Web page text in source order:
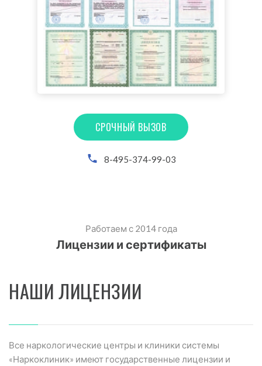
СРОЧНЫЙ ВЫЗОВ
8-495-374-99-03
Работаем с 2014 года
Лицензии и сертификаты
НАШИ ЛИЦЕНЗИИ
Все наркологические центры и клиники системы
«Наркоклиник» имеют государственные лицензии и